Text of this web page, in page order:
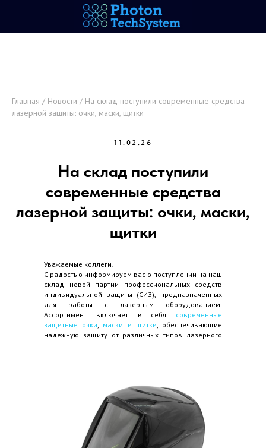
Главная / Новости / На склад поступили современные средства
лазерной защиты: очки, маски, щитки
11.02.26
На склад поступили
современные средства
лазерной защиты: очки, маски,
щитки
Уважаемые коллеги!
С радостью информируем вас о поступлении на наш
склад новой партии профессиональных средств
индивидуальной защиты (СИЗ), предназначенных
для работы с лазерным оборудованием.
Ассортимент включает в себя современные
защитные очки, маски и щитки, обеспечивающие
надежную защиту от различных типов лазерного